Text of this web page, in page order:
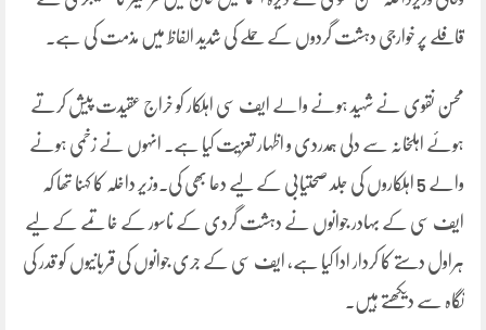
قافلے پر خوارجی دہشت گردوں کے حملے کی شدید الفاظ میں مذمت کی ہے۔
محسن نقوی نے شہید ہونے والے ایف سی اہلکار کو خراج عقیدت پیش کرتے
ہوئے اہلخانہ سے دلی ہمدردی و اظہار تعزیت کیا ہے۔ انہوں نے زخمی ہونے
والے 5 اہلکاروں کی جلد صحتیابی کے لیے دعا بھی کی۔وزیر داخلہ کا کہنا تھا کہ
ایف سی کے بہادر جوانوں نے دہشت گردی کے ناسور کے خاتمے کے لیے
ہراول دستے کا کردار ادا کیا ہے، ایف سی کے جری جوانوں کی قربانیوں کو قدر کی
نگاہ سے دیکھتے ہیں۔